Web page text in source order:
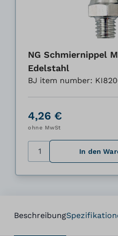
NG Schmiernippel
Edelstahl
BJ item number:
4,26 €
ohne MwSt
Menge In den
Beschreibung